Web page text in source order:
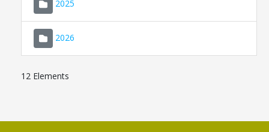
2025
2026
12 Elements